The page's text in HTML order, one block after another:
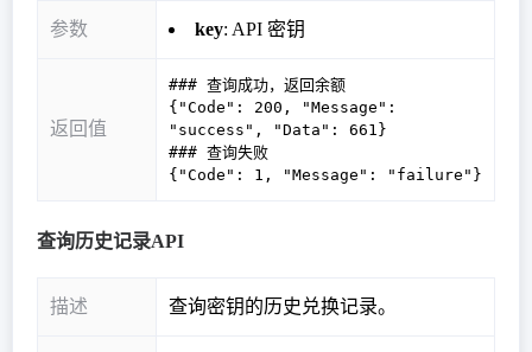
参数 key: API 密钥
返回值
### 查询成功，返回余额
{"Code": 200, "Message":
"success", "Data": 661}
### 查询失败
{"Code": 1, "Message": "failure"}
查询历史记录API
描述 查询密钥的历史兑换记录。